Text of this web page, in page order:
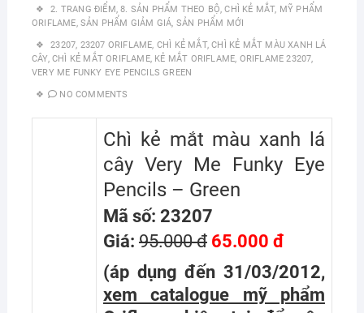
2. TRANG ĐIỂM,8. SẢN PHẨM THEO BỘ,CHÌ KẺ MẮT, MỸ PHẨM
ORIFLAME, SẢN PHẨM GIẢM GIÁ, SẢN PHẨM MỚI
23207, 23207 ORIFLAME, CHÌ KẺ MẮT,CHÌ KẺ MẮT MÀU XANH LÁ
CÂY, CHÌ KẺ MẮT ORIFLAME, KẺ MẮT ORIFLAME, ORIFLAME 23207,
VERY ME FUNKY EYE PENCILS GREEN
NO COMMENTS
Chì kẻ mắt màu xanh lá
cây Very Me Funky Eye
Pencils – Green
Mã số: 23207
Giá: 95.000 đ65.000 đ
(áp dụng đến 31/03/2012,
xem catalogue mỹ phẩm